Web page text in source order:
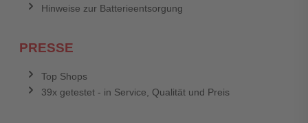
Hinweise zur Batterieentsorgung
PRESSE
Top Shops
39x getestet - in Service, Qualität und Preis